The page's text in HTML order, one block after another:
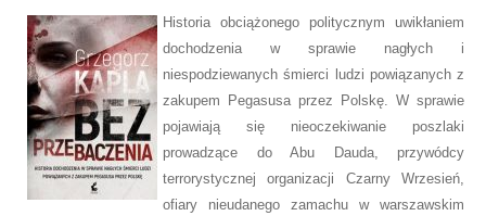
Historia obciążonego politycznym uwikłaniem
dochodzenia w sprawie nagłych i
niespodziewanych śmierci ludzi powiązanych z
zakupem Pegasusa przez Polskę. W sprawie
pojawiają się nieoczekiwanie poszlaki
prowadzące do Abu Dauda, przywódcy
terrorystycznej organizacji Czarny Wrzesień,
ofiary nieudanego zamachu w warszawskim